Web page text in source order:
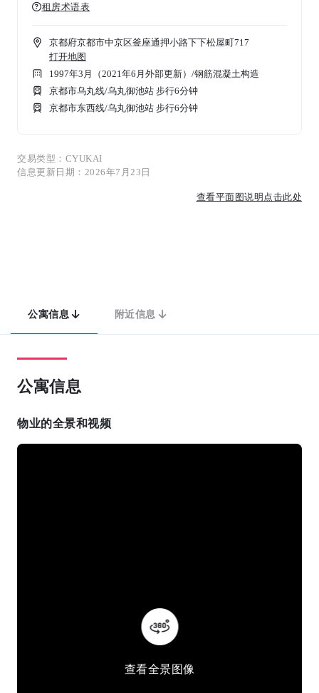
租房术语表
京都府京都市中京区釜座通押小路下下松屋町717
打开地图
1997年3月（2021年6月外部更新） /钢筋混凝土构造
京都市乌丸线/乌丸御池站 步行6分钟
京都市东西线/乌丸御池站 步行6分钟
交易类型：CYUKAI
信息更新日期：2026年7月23日
查看平面图说明点击此处
公寓信息 附近信息
公寓信息
物业的全景和视频
查看全景图像